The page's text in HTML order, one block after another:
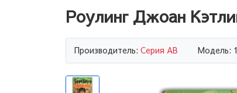
Роулинг Джоан
Производитель: Серия AB Модель: